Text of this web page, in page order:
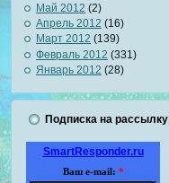
Май 2012 (2)
Апрель 2012 (16)
Март 2012 (139)
Февраль 2012 (331)
Январь 2012 (28)
Подписка на рассылку
SmartResponder.ru
Ваш e-mail: *